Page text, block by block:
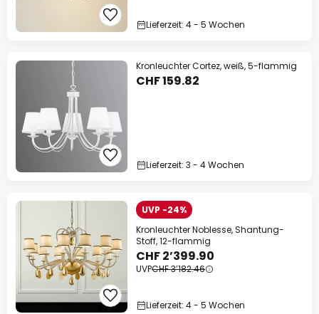
Lieferzeit: 4 - 5 Wochen
Kronleuchter Cortez, weiß, 5-flammig
CHF 159.82
Lieferzeit: 3 - 4 Wochen
UVP -24%
Kronleuchter Noblesse, Shantung-
Stoff, 12-flammig
CHF 2’399.90
UVPCHF 3’182.46
Lieferzeit: 4 - 5 Wochen